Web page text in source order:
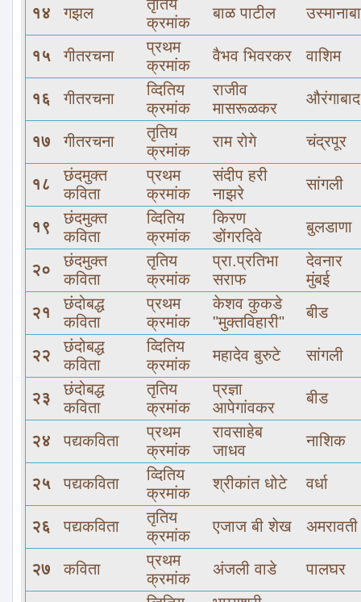
१४ गझल
तृतिय
क्रमांक
बाळ पाटील
१५ गीतरचना
प्रथम
क्रमांक
वैभव भिवरकर वाशिम
१६ गीतरचना
व्दितिय
क्रमांक
राजीव
मासरूळकर
औरंगाबाद
१७ गीतरचना
तृतिय
क्रमांक
राम रोगे चंद्रपूर
१८
छंदमुक्त
कविता
प्रथम
क्रमांक
संदीप हरी
नाझरे
सांगली
१९
छंदमुक्त
कविता
व्दितिय
क्रमांक
किरण
डोंगरदिवे
बुलडाणा
२०
छंदमुक्त
कविता
तृतिय
क्रमांक
प्रा.प्रतिभा
सराफ
देवनार
मुंबई
२१
छंदोबद्ध
कविता
प्रथम
क्रमांक
केशव कुकडे
"मुक्तविहारी"
बीड
२२
छंदोबद्ध
कविता
व्दितिय
क्रमांक
महादेव बुरुटे सांगली
२३
छंदोबद्ध
कविता
तृतिय
क्रमांक
प्रज्ञा
आपेगांवकर
बीड
२४ पद्यकविता
प्रथम
क्रमांक
रावसाहेब
जाधव
नाशिक
२५ पद्यकविता
व्दितिय
क्रमांक
श्रीकांत धोटे वर्धा
२६ पद्यकविता
तृतिय
क्रमांक
एजाज बी शेख अमरावती
२७ कविता
प्रथम
क्रमांक
अंजली वाडे पालघर